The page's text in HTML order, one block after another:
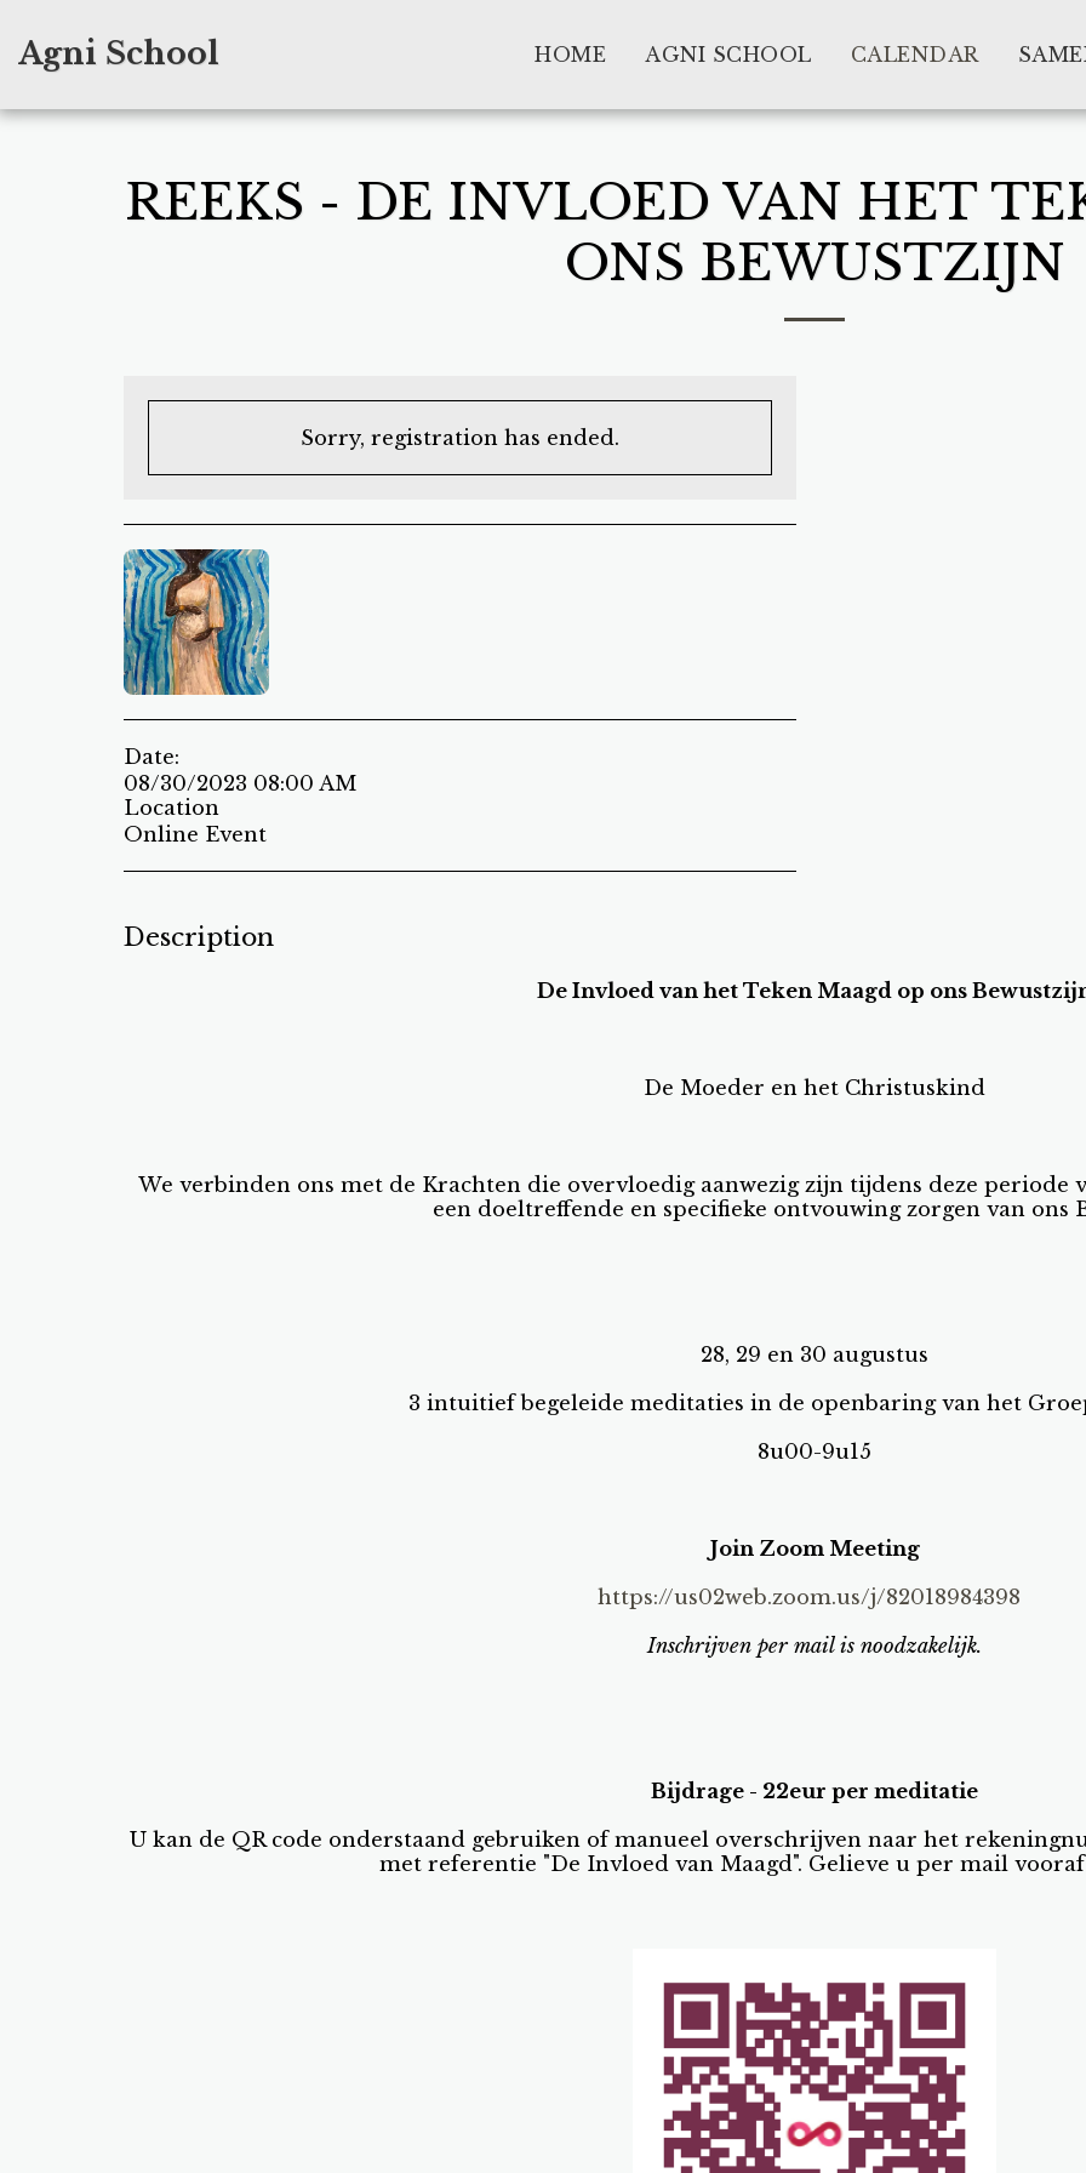
Agni School HOME AGNI SCHOOL CALENDAR
REEKS - DE INVLOED VAN HET
ONS BEWUSTZIJN
Sorry, registration has ended.
Date:
08/30/2023 08:00 AM
Location
Online Event
Description
De Invloed van het Teken Maagd op ons
De Moeder en het Christuskind
We verbinden ons met de Krachten die overvloedig aanwezig zijn tijdens deze periode
een doeltreffende en specifieke ontvouwing zorgen van ons
28, 29 en 30 augustus
3 intuitief begeleide meditaties in de openbaring van het
8u00-9u15
Join Zoom Meeting
https://us02web.zoom.us/j/82018984398
Inschrijven per mail is noodzakelijk.
Bijdrage - 22eur per meditatie
U kan de QR code onderstaand gebruiken of manueel overschrijven naar het
met referentie "De Invloed van Maagd". Gelieve u per mail